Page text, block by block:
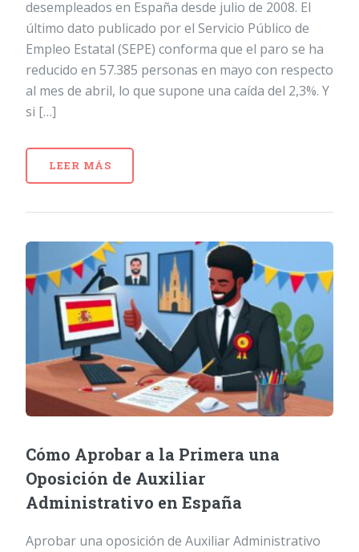
desempleados en España desde julio de 2008. El
último dato publicado por el Servicio Público de
Empleo Estatal (SEPE) conforma que el paro se ha
reducido en 57.385 personas en mayo con respecto
al mes de abril, lo que supone una caída del 2,3%. Y
si […]
LEER MÁS
Cómo Aprobar a la Primera una
Oposición de Auxiliar
Administrativo en España
Aprobar una oposición de Auxiliar Administrativo